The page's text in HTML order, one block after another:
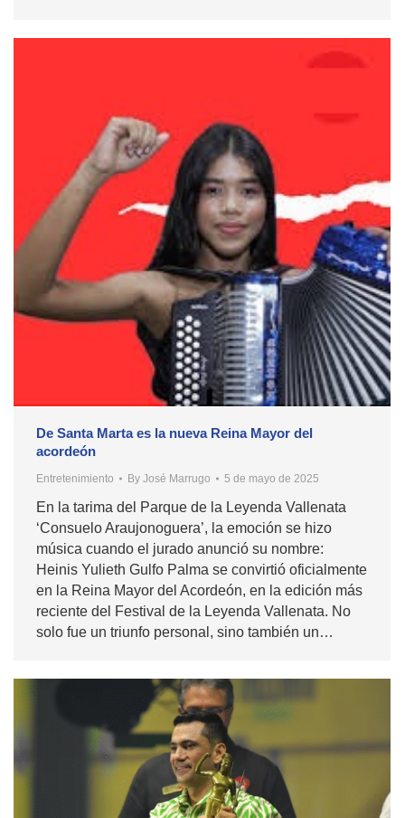
De Santa Marta es la nueva Reina Mayor del
acordeón
Entretenimiento By José Marrugo 5 de mayo de 2025
En la tarima del Parque de la Leyenda Vallenata
‘Consuelo Araujonoguera’, la emoción se hizo
música cuando el jurado anunció su nombre:
Heinis Yulieth Gulfo Palma se convirtió oficialmente
en la Reina Mayor del Acordeón, en la edición más
reciente del Festival de la Leyenda Vallenata. No
solo fue un triunfo personal, sino también un…